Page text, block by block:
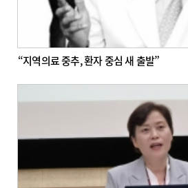
“지역의료 중추, 환자 중심 새 출발”